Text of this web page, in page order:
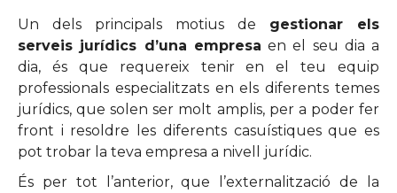
Un dels principals motius de gestionar els
serveis jurídics d’una empresa en el seu dia a
dia, és que requereix tenir en el teu equip
professionals especialitzats en els diferents temes
jurídics, que solen ser molt amplis, per a poder fer
front i resoldre les diferents casuístiques que es
pot trobar la teva empresa a nivell jurídic.
És per tot l’anterior, que l’externalització de la